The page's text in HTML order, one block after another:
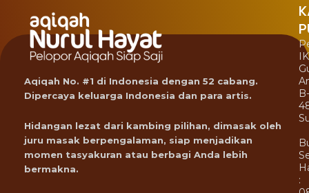
Aqiqah No. #1 di Indonesia dengan 52 cabang.
Dipercaya keluarga Indonesia dan para artis.
Hidangan lezat dari kambing pilihan, dimasak oleh
juru masak berpengalaman, siap menjadikan
momen tasyakuran atau berbagi Anda lebih
bermakna.
B-
: